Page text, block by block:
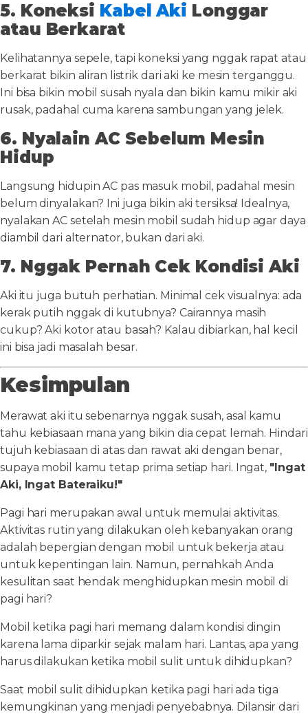
5. Koneksi Kabel Aki Longgar
atau Berkarat
Kelihatannya sepele, tapi koneksi yang nggak rapat atau
berkarat bikin aliran listrik dari aki ke mesin terganggu.
Ini bisa bikin mobil susah nyala dan bikin kamu mikir aki
rusak, padahal cuma karena sambungan yang jelek.
6. Nyalain AC Sebelum Mesin
Hidup
Langsung hidupin AC pas masuk mobil, padahal mesin
belum dinyalakan? Ini juga bikin aki tersiksa! Idealnya,
nyalakan AC setelah mesin mobil sudah hidup agar daya
diambil dari alternator, bukan dari aki.
7. Nggak Pernah Cek Kondisi Aki
Aki itu juga butuh perhatian. Minimal cek visualnya: ada
kerak putih nggak di kutubnya? Cairannya masih
cukup? Aki kotor atau basah? Kalau dibiarkan, hal kecil
ini bisa jadi masalah besar.
Kesimpulan
Merawat aki itu sebenarnya nggak susah, asal kamu
tahu kebiasaan mana yang bikin dia cepat lemah. Hindari
tujuh kebiasaan di atas dan rawat aki dengan benar,
supaya mobil kamu tetap prima setiap hari. Ingat, "Ingat
Aki, Ingat Bateraiku!"
Pagi hari merupakan awal untuk memulai aktivitas.
Aktivitas rutin yang dilakukan oleh kebanyakan orang
adalah bepergian dengan mobil untuk bekerja atau
untuk kepentingan lain. Namun, pernahkah Anda
kesulitan saat hendak menghidupkan mesin mobil di
pagi hari?
Mobil ketika pagi hari memang dalam kondisi dingin
karena lama diparkir sejak malam hari. Lantas, apa yang
harus dilakukan ketika mobil sulit untuk dihidupkan?
Saat mobil sulit dihidupkan ketika pagi hari ada tiga
kemungkinan yang menjadi penyebabnya. Dilansir dari